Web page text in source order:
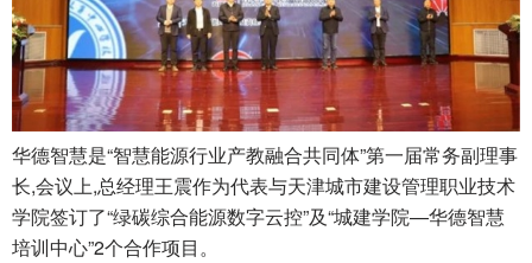
华德智慧是“智慧能源行业产教融合共同体”第一届常务副理事
长,会议上,总经理王震作为代表与天津城市建设管理职业技术
学院签订了“绿碳综合能源数字云控”及“城建学院—华德智慧
培训中心”2个合作项目。